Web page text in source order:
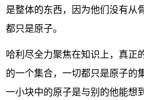
是整体的东西，因为他们没有从
都只是原子。
哈利尽全力聚焦在知识上，真正
的一个集合，一切都只是原子的
一小块中的原子是与别的他能想